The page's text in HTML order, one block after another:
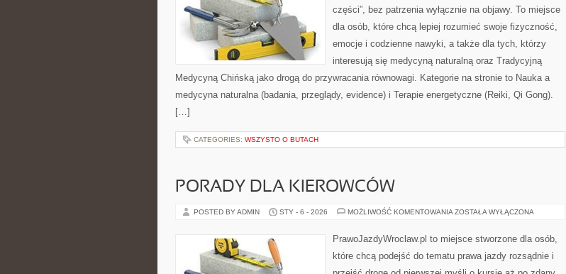
części”, bez patrzenia wyłącznie na objawy. To miejsce
dla osób, które chcą lepiej rozumieć swoje fizyczność,
emocje i codzienne nawyki, a także dla tych, którzy
interesują się medycyną naturalną oraz Tradycyjną
Medycyną Chińską jako drogą do przywracania równowagi. Kategorie na stronie to Nauka a
medycyna naturalna (badania, przeglądy, evidence) i Terapie energetyczne (Reiki, Qi Gong).
[…]
CATEGORIES: WSZYSTO O BUTACH
PORADY DLA KIEROWCÓW
POSTED BY ADMIN STY - 6 - 2026 MOŻLIWOŚĆ KOMENTOWANIA PORADY
ZOSTAŁA WYŁĄCZONA
PrawoJazdyWroclaw.pl to miejsce stworzone dla osób,
które chcą podejść do tematu prawa jazdy rozsądnie i